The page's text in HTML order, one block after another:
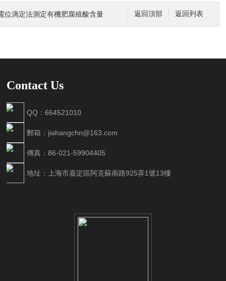
返回列表
返回頂部
位滴定法測定有機肥腐殖酸含量
Contact Us
QQ：664521010
郵箱：jiahangchn@163.com
傳真：86-021-59904405
地址：上海市嘉定區阿克蘇南路925弄1號13樓